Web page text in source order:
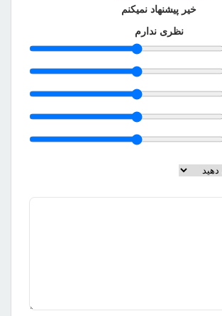
خیر پیشنهاد نمیکنم
نظری ندارم